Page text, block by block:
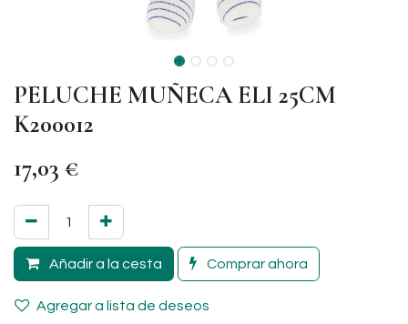
PELUCHE MUÑECA ELI 25CM
K200012
17,03 €
Añadir a la cesta Comprar ahora
Agregar a lista de deseos